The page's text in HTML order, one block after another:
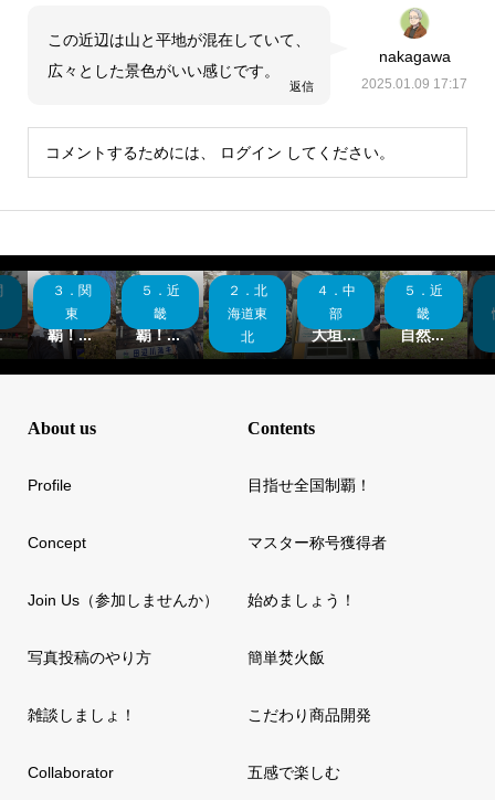
nakagawa
2025.01.09 17:17
返信
この近辺は山と平地が混在していて、
広々とした景色がいい感じです。
コメントするためには、 ログイン してください。
３．関
東
神奈川
県制
覇！...
５．近
畿
和歌山
県制
覇！...
２．北
海道東
北
秋田県
制覇！
田沢...
４．中
部
岐阜県
制覇！
大垣...
５．近
畿
大阪府
制覇！
自然...
About us
Profile
Concept
Join Us（参加しませんか）
写真投稿のやり方
雑談しましょ！
Collaborator
Contents
目指せ全国制覇！
マスター称号獲得者
始めましょう！
簡単焚火飯
こだわり商品開発
五感で楽しむ